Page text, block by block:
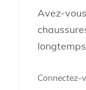
Avez-
Connectez-